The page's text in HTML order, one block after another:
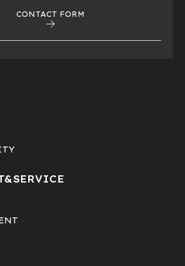
CONTACT FORM
SERVICE